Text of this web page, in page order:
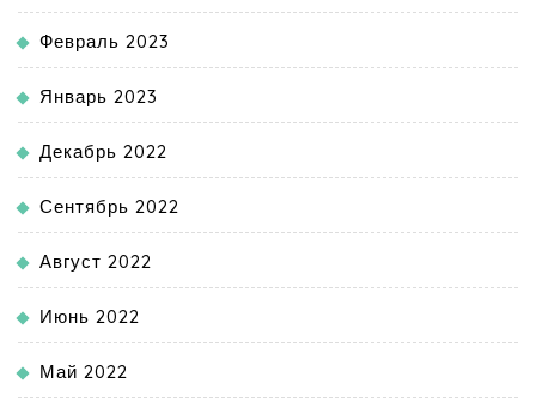
Февраль 2023
Январь 2023
Декабрь 2022
Сентябрь 2022
Август 2022
Июнь 2022
Май 2022